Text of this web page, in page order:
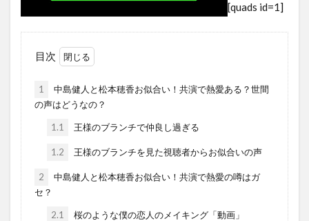
[quads id=1]
目次
1
中島健人と松本穂香お似合い！共演で熱愛ある？世間
の声はどうなの？
1.1 王様のブランチで仲良し過ぎる
1.2 王様のブランチを見た視聴者からお似合いの声
2
中島健人と松本穂香お似合い！共演で熱愛の噂はガ
セ？
2.1 桜のような僕の恋人のメイキング「動画」